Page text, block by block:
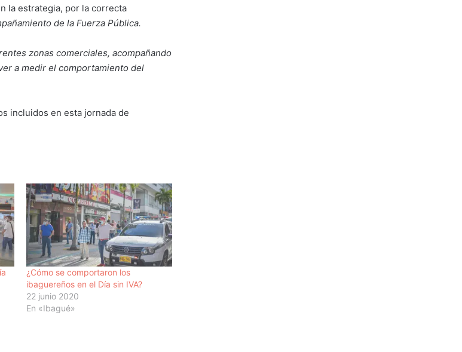
la estrategia, por la correcta
de la Fuerza Pública.
zonas comerciales, acompañando
a medir el comportamiento del
incluidos en esta jornada de
¿Cómo se comportaron los
ibaguereños en el Día sin IVA?
22 junio 2020
En «Ibagué»